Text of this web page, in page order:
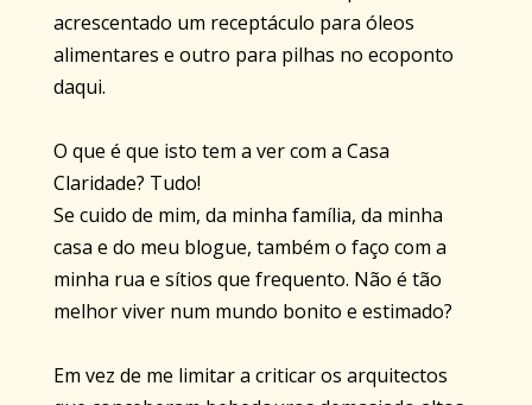
acrescentado um receptáculo para óleos
alimentares e outro para pilhas no ecoponto
daqui.
O que é que isto tem a ver com a Casa
Claridade? Tudo!
Se cuido de mim, da minha família, da minha
casa e do meu blogue, também o faço com a
minha rua e sítios que frequento. Não é tão
melhor viver num mundo bonito e estimado?
Em vez de me limitar a criticar os arquitectos